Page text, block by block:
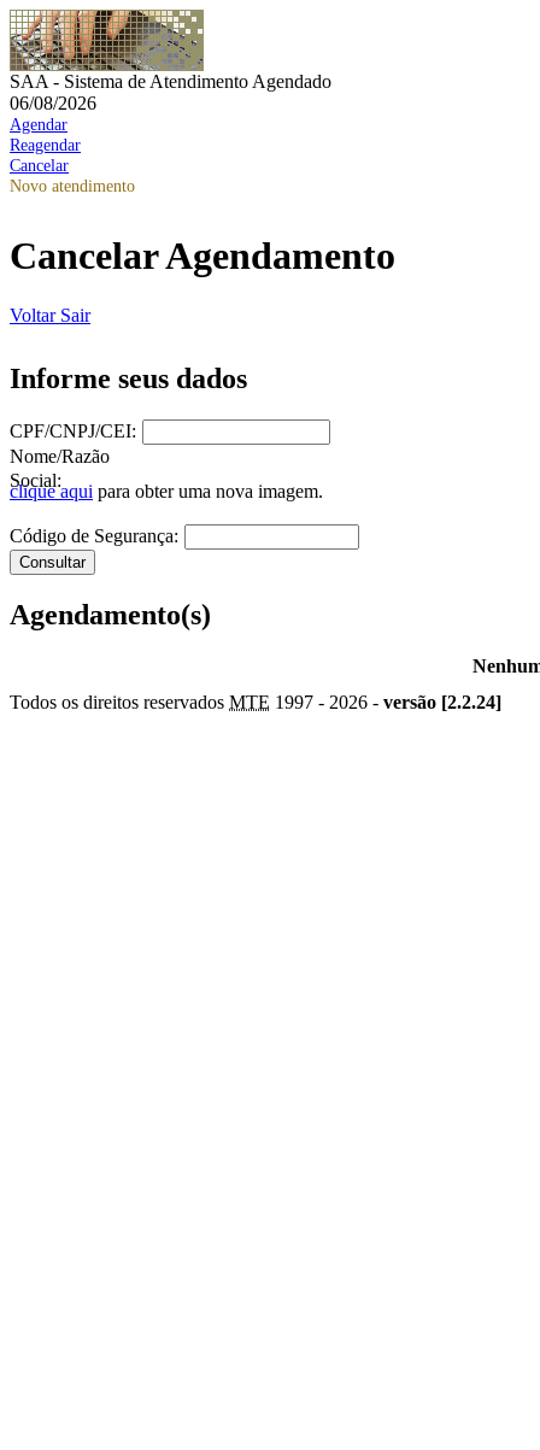
SAA - Sistema de Atendimento Agendado
06/08/2026
Agendar
Reagendar
Cancelar
Novo atendimento
Cancelar Agendamento
Voltar Sair
Informe seus dados
CPF/CNPJ/CEI:
Nome/Razão
Social:
clique aqui para obter uma nova imagem.
Código de Segurança:
Agendamento(s)
Todos os direitos reservados MTE 1997 - 2026 - versão [2.2.24]